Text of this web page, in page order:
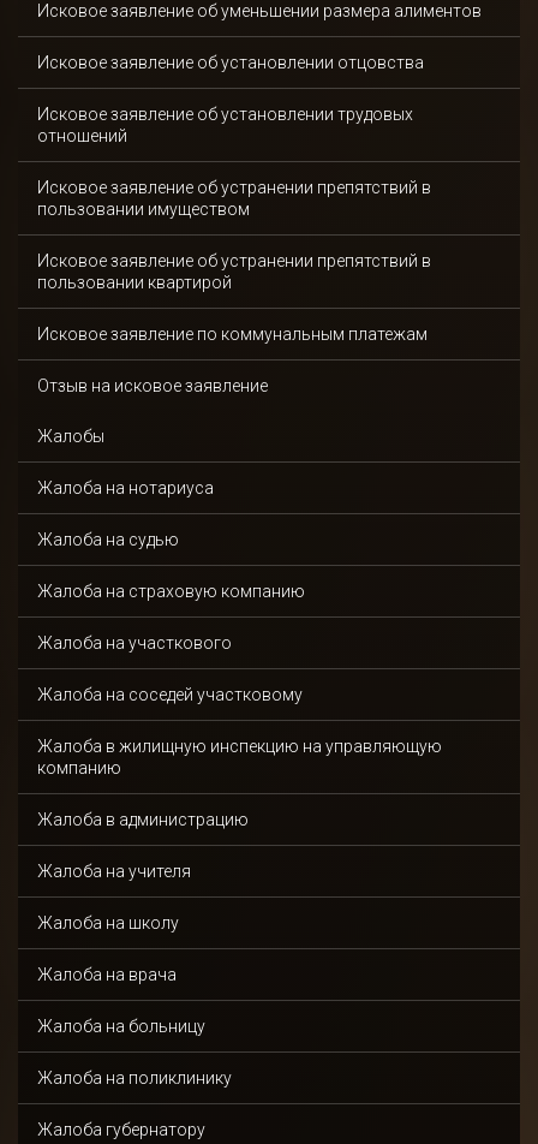
Исковое заявление об уменьшении размера алиментов
Исковое заявление об установлении отцовства
Исковое заявление об установлении трудовых
отношений
Исковое заявление об устранении препятствий в
пользовании имуществом
Исковое заявление об устранении препятствий в
пользовании квартирой
Исковое заявление по коммунальным платежам
Отзыв на исковое заявление
Жалобы
Жалоба на нотариуса
Жалоба на судью
Жалоба на страховую компанию
Жалоба на участкового
Жалоба на соседей участковому
Жалоба в жилищную инспекцию на управляющую
компанию
Жалоба в администрацию
Жалоба на учителя
Жалоба на школу
Жалоба на врача
Жалоба на больницу
Жалоба на поликлинику
Жалоба губернатору
Получить
консультацию
Отправить
Спасибо!
Ваша заявка отправлена и в ближайшее время
будет рассмотрена.